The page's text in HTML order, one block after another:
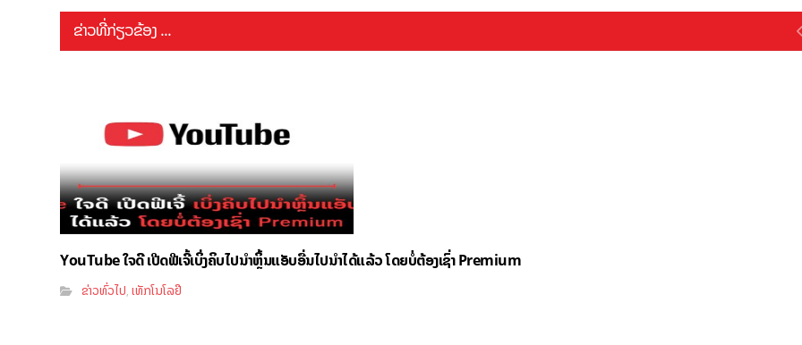
ຂ່າວທີ່ກ່ຽວຂ້ອງ ...
YouTube ໃຈດີ ເປີດຟີເຈີ້ເບິ່ງຄິບໄປນຳຫຼິ້ນແອັບອື່ນໄປນຳໄດ້ແລ້ວ ໂດຍບໍ່ຕ້ອງເຊົ່າ Premium
ຂ່າວທົ່ວໄປ,ເທັກໂນໂລຢີ